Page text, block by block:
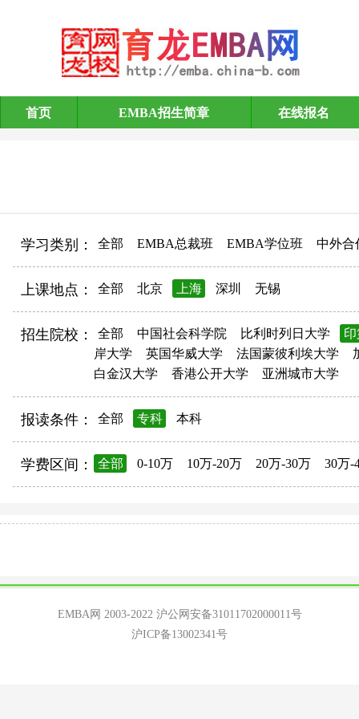
EMBA招生简章
首页 EMBA招生简章 在线报名
学习类别： 全部 EMBA总裁班 EMBA学位班 中外合
上课地点： 全部 北京 上海 深圳 无锡
招生院校： 全部 中国社会科学院 比利时列日大学
岸大学
英国华威大学 法国蒙彼利埃大学
白金汉大学
香港公开大学 亚洲城市大学
报读条件： 全部 专科 本科
学费区间： 全部 0-10万 10万-20万 20万-30万 30万-
EMBA网 2003-2022 沪公网安备31011702000011号
沪ICP备13002341号